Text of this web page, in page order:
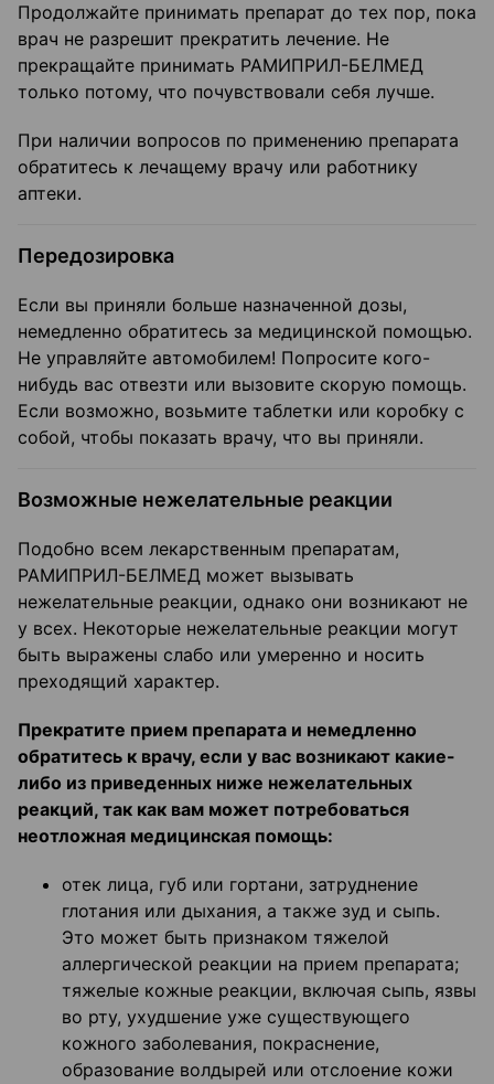
Продолжайте принимать препарат до тех пор, пока
врач не разрешит прекратить лечение. Не
прекращайте принимать РАМИПРИЛ-БЕЛМЕД
только потому, что почувствовали себя лучше.
При наличии вопросов по применению препарата
обратитесь к лечащему врачу или работнику
аптеки.
Передозировка
Если вы приняли больше назначенной дозы,
немедленно обратитесь за медицинской помощью.
Не управляйте автомобилем! Попросите кого-
нибудь вас отвезти или вызовите скорую помощь.
Если возможно, возьмите таблетки или коробку с
собой, чтобы показать врачу, что вы приняли.
Возможные нежелательные реакции
Подобно всем лекарственным препаратам,
РАМИПРИЛ-БЕЛМЕД может вызывать
нежелательные реакции, однако они возникают не
у всех. Некоторые нежелательные реакции могут
быть выражены слабо или умеренно и носить
преходящий характер.
Прекратите прием препарата и немедленно
обратитесь к врачу, если у вас возникают какие-
либо из приведенных ниже нежелательных
реакций, так как вам может потребоваться
неотложная медицинская помощь:
отек лица, губ или гортани, затруднение
глотания или дыхания, а также зуд и сыпь.
Это может быть признаком тяжелой
аллергической реакции на прием препарата;
тяжелые кожные реакции, включая сыпь, язвы
во рту, ухудшение уже существующего
кожного заболевания, покраснение,
образование волдырей или отслоение кожи